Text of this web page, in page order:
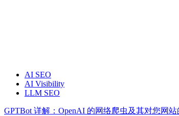
AI SEO
AI Visibility
LLM SEO
GPTBot 详解：OpenAI 的网络爬虫及其对您网站